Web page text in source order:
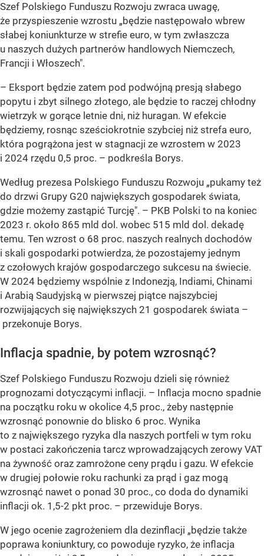
Szef Polskiego Funduszu Rozwoju zwraca uwagę,
że przyspieszenie wzrostu „będzie następowało wbrew
słabej koniunkturze w strefie euro, w tym zwłaszcza
u naszych dużych partnerów handlowych Niemczech,
Francji i Włoszech".
– Eksport będzie zatem pod podwójną presją słabego
popytu i zbyt silnego złotego, ale będzie to raczej chłodny
wietrzyk w gorące letnie dni, niż huragan. W efekcie
będziemy, rosnąc sześciokrotnie szybciej niż strefa euro,
która pogrążona jest w stagnacji ze wzrostem w 2023
i 2024 rzędu 0,5 proc. – podkreśla Borys.
Według prezesa Polskiego Funduszu Rozwoju „pukamy też
do drzwi Grupy G20 największych gospodarek świata,
gdzie możemy zastąpić Turcję". – PKB Polski to na koniec
2023 r. około 865 mld dol. wobec 515 mld dol. dekadę
temu. Ten wzrost o 68 proc. naszych realnych dochodów
i skali gospodarki potwierdza, że pozostajemy jednym
z czołowych krajów gospodarczego sukcesu na świecie.
W 2024 będziemy wspólnie z Indonezją, Indiami, Chinami
i Arabią Saudyjską w pierwszej piątce najszybciej
rozwijających się największych 21 gospodarek świata –
przekonuje Borys.
Inflacja spadnie, by potem wzrosnąć?
Szef Polskiego Funduszu Rozwoju dzieli się również
prognozami dotyczącymi inflacji. – Inflacja mocno spadnie
na początku roku w okolice 4,5 proc., żeby następnie
wzrosnąć ponownie do blisko 6 proc. Wynika
to z największego ryzyka dla naszych portfeli w tym roku
w postaci zakończenia tarcz wprowadzających zerowy VAT
na żywność oraz zamrożone ceny prądu i gazu. W efekcie
w drugiej połowie roku rachunki za prąd i gaz mogą
wzrosnąć nawet o ponad 30 proc., co doda do dynamiki
inflacji ok. 1,5-2 pkt proc. – przewiduje Borys.
W jego ocenie zagrożeniem dla dezinflacji „będzie także
poprawa koniunktury, co powoduje ryzyko, że inflacja